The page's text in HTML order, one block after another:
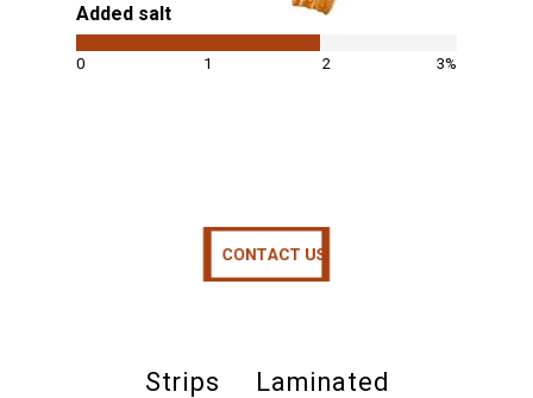
Added salt %
0 1 2 3%
CONTACT US
Strips Laminated